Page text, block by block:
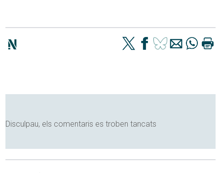
Disculpau, els comentaris es troben tancats